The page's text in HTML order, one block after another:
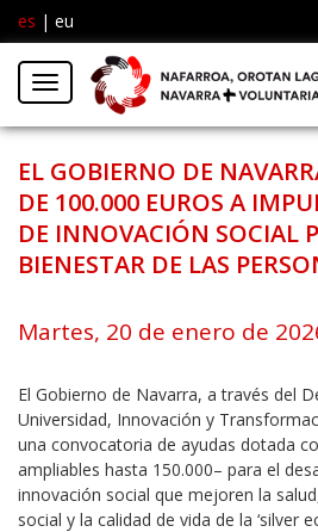
es | eu
Menú
EL GOBIERNO DE
DE 100.000 EUROS A
DE INNOVACIÓN SOCIAL
BIENESTAR DE LAS
Martes, 20 de enero de
El Gobierno de Navarra, a través del
Universidad, Innovación y
una convocatoria de ayudas dotada
ampliables hasta 150.000– para el
innovación social que mejoren la
social y la calidad de vida de la ‘silver